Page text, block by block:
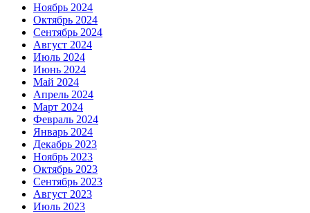
Ноябрь 2024
Октябрь 2024
Сентябрь 2024
Август 2024
Июль 2024
Июнь 2024
Май 2024
Апрель 2024
Март 2024
Февраль 2024
Январь 2024
Декабрь 2023
Ноябрь 2023
Октябрь 2023
Сентябрь 2023
Август 2023
Июль 2023